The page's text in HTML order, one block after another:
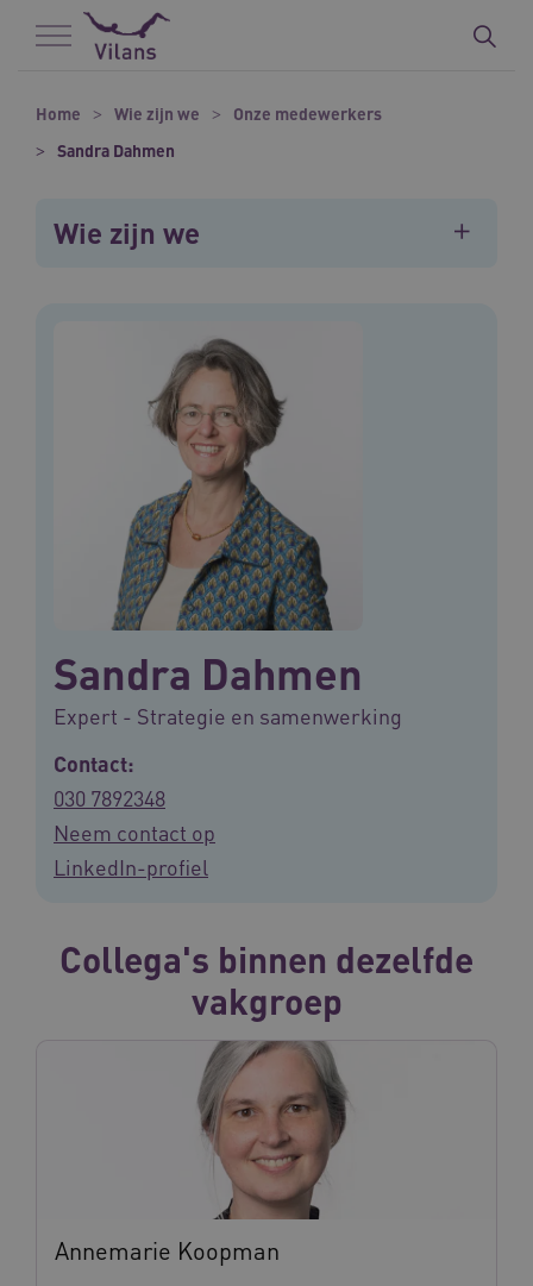
Naar hoofdinhoud
Naar footer
Home Wie zijn we
Onze medewerkers
Sandra Dahmen
Wie zijn we
Sandra Dahmen
Expert - Strategie en samenwerking
Contact:
030 7892348
Neem contact op
LinkedIn-profiel
Collega's binnen dezelfde
vakgroep
Annemarie Koopman